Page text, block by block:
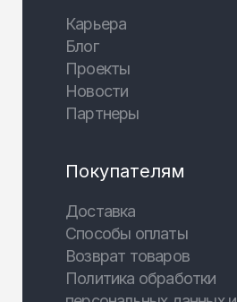
Карьера
Блог
Проекты
Новости
Партнеры
Покупателям
Доставка
Способы оплаты
Возврат товаров
Политика обработки